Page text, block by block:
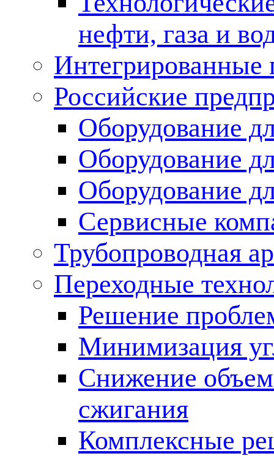
нефти, газа и
Российские
Оборудование
Оборудование
Оборудование
Сервисные
Трубопроводная
Переходные
Решение
Минимизация
Снижение
сжигания
Комплексные